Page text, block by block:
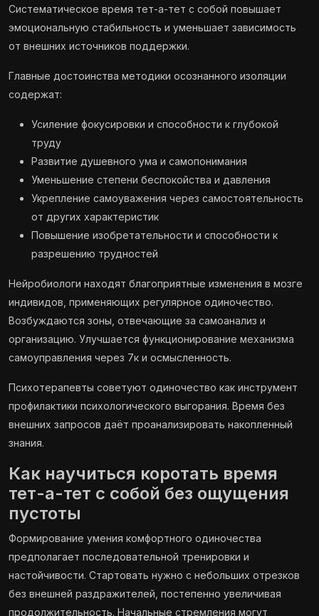
Систематическое время тет-а-тет с собой повышает
эмоциональную стабильность и уменьшает зависимость
от внешних источников поддержки.
Главные достоинства методики осознанного изоляции
содержат:
Усиление фокусировки и способности к глубокой
труду
Развитие душевного ума и самопонимания
Уменьшение степени беспокойства и давления
Укрепление самоуважения через самостоятельность
от других характеристик
Повышение изобретательности и способности к
разрешению трудностей
Нейробиологи находят благоприятные изменения в мозге
индивидов, применяющих регулярное одиночество.
Возбуждаются зоны, отвечающие за самоанализ и
организацию. Улучшается функционирование механизма
самоуправления через 7к и осмысленность.
Психотерапевты советуют одиночество как инструмент
профилактики психологического выгорания. Время без
внешних запросов даёт проанализировать накопленный
знания.
Как научиться коротать время
тет-а-тет с собой без ощущения
пустоты
Формирование умения комфортного одиночества
предполагает последовательной тренировки и
настойчивости. Стартовать нужно с небольших отрезков
без внешней раздражителей, постепенно увеличивая
продолжительность. Начальные стремления могут